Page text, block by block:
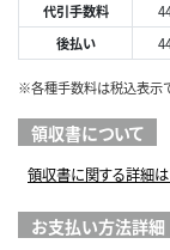
代引手数料
後払い
※各種手数料は税込表示で
領収書について
領収書に関する詳細は
お支払い方法詳細